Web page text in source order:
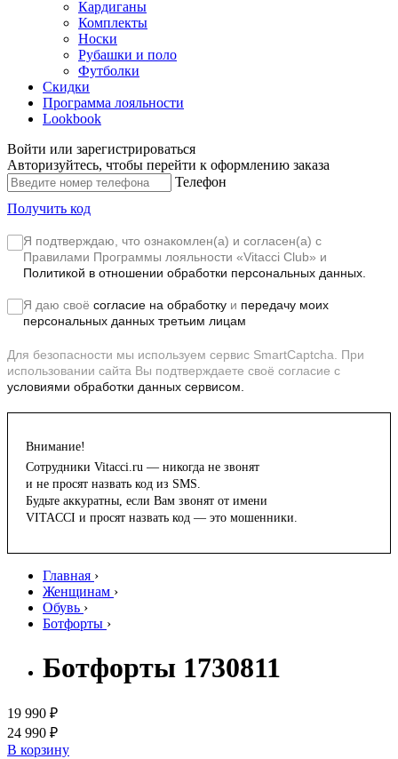
Кардиганы
Комплекты
Носки
Рубашки и поло
Футболки
Скидки
Программа лояльности
Lookbook
Войти или зарегистрироваться
Авторизуйтесь, чтобы перейти к оформлению заказа
Телефон
Получить код
Я подтверждаю, что ознакомлен(а) и согласен(а) с
Правилами Программы лояльности «Vitacci Club» и
Политикой в отношении обработки персональных данных.
Я даю своё согласие на обработку и передачу моих
персональных данных третьим лицам
Для безопасности мы используем сервис SmartCaptcha. При
использовании сайта Вы подтверждаете своё согласие с
условиями обработки данных сервисом.
Внимание!
Сотрудники Vitacci.ru — никогда не звонят
и не просят назвать код из SMS.
Будьте аккуратны, если Вам звонят от имени
VITACCI и просят назвать код — это мошенники.
Главная ›
Женщинам ›
Обувь ›
Ботфорты ›
Ботфорты 1730811
19 990 ₽
24 990 ₽
В корзину